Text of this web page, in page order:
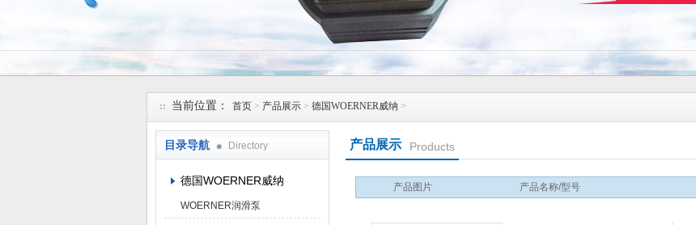
上海维特锐实业发展有限公司
当前位置： 首页 > 产品展示 > 德国WOERNER威纳 >
目录导航 Directory
德国WOERNER威纳
WOERNER润滑泵
产品展示 Products
产品图片 产品名称/型号